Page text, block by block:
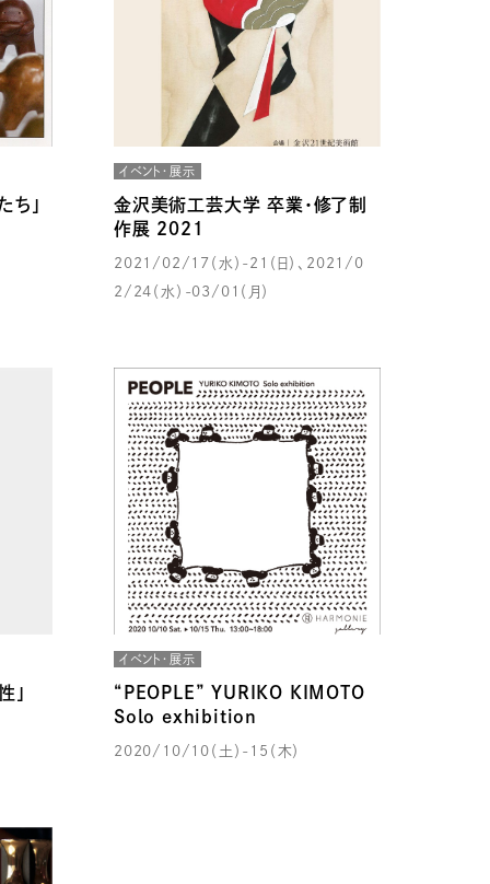
ち」
イベント・展示
金沢美術工芸大学 卒業・修了制
作展 ２０２１
2021/02/17（水）-21（日）、2021/0
2/24（水）-03/01（月）
」
イベント・展示
“PEOPLE” YURIKO KIMOTO
Solo exhibition
2020/10/10（土）-15（木）